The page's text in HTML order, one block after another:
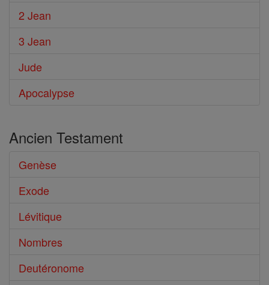
2 Jean
3 Jean
Jude
Apocalypse
Ancien Testament
Genèse
Exode
Lévitique
Nombres
Deutéronome